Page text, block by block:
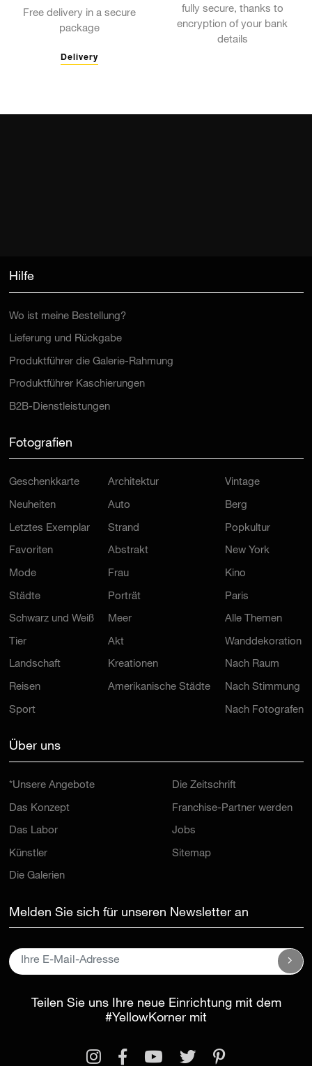
Free delivery in a secure
package
Delivery
fully secure, thanks to
encryption of your bank
details
Hilfe
Wo ist meine Bestellung?
Lieferung und Rückgabe
Produktführer die Galerie-Rahmung
Produktführer Kaschierungen
B2B-Dienstleistungen
Fotografien
Geschenkkarte
Neuheiten
Letztes Exemplar
Favoriten
Mode
Städte
Schwarz und Weiß
Tier
Landschaft
Reisen
Sport
Architektur
Auto
Strand
Abstrakt
Frau
Porträt
Meer
Akt
Kreationen
Amerikanische Städte
Vintage
Berg
Popkultur
New York
Kino
Paris
Alle Themen
Wanddekoration
Nach Raum
Nach Stimmung
Nach Fotografen
Über uns
*Unsere Angebote
Das Konzept
Das Labor
Künstler
Die Galerien
Die Zeitschrift
Franchise-Partner werden
Jobs
Sitemap
Melden Sie sich für unseren Newsletter an
Teilen Sie uns Ihre neue Einrichtung mit dem
#YellowKorner mit